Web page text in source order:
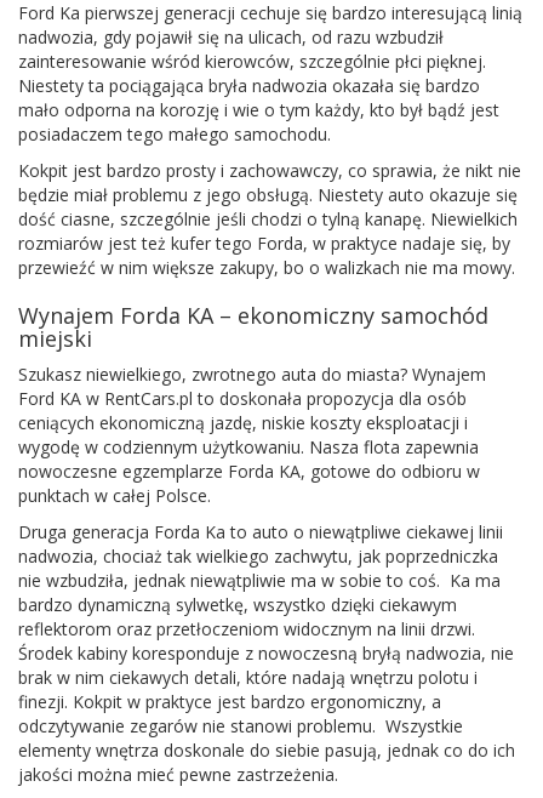
Ford Ka pierwszej generacji cechuje się bardzo interesującą linią
nadwozia, gdy pojawił się na ulicach, od razu wzbudził
zainteresowanie wśród kierowców, szczególnie płci pięknej.
Niestety ta pociągająca bryła nadwozia okazała się bardzo
mało odporna na korozję i wie o tym każdy, kto był bądź jest
posiadaczem tego małego samochodu.
Kokpit jest bardzo prosty i zachowawczy, co sprawia, że nikt nie
będzie miał problemu z jego obsługą. Niestety auto okazuje się
dość ciasne, szczególnie jeśli chodzi o tylną kanapę. Niewielkich
rozmiarów jest też kufer tego Forda, w praktyce nadaje się, by
przewieźć w nim większe zakupy, bo o walizkach nie ma mowy.
Wynajem Forda KA – ekonomiczny samochód
miejski
Szukasz niewielkiego, zwrotnego auta do miasta? Wynajem
Ford KA w RentCars.pl to doskonała propozycja dla osób
ceniących ekonomiczną jazdę, niskie koszty eksploatacji i
wygodę w codziennym użytkowaniu. Nasza flota zapewnia
nowoczesne egzemplarze Forda KA, gotowe do odbioru w
punktach w całej Polsce.
Druga generacja Forda Ka to auto o niewątpliwe ciekawej linii
nadwozia, chociaż tak wielkiego zachwytu, jak poprzedniczka
nie wzbudziła, jednak niewątpliwie ma w sobie to coś. Ka ma
bardzo dynamiczną sylwetkę, wszystko dzięki ciekawym
reflektorom oraz przetłoczeniom widocznym na linii drzwi.
Środek kabiny koresponduje z nowoczesną bryłą nadwozia, nie
brak w nim ciekawych detali, które nadają wnętrzu polotu i
finezji. Kokpit w praktyce jest bardzo ergonomiczny, a
odczytywanie zegarów nie stanowi problemu. Wszystkie
elementy wnętrza doskonale do siebie pasują, jednak co do ich
jakości można mieć pewne zastrzeżenia.